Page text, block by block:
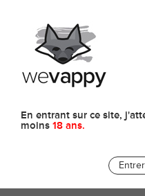
En entrant sur ce site,
moins 18 ans.
Entrer
E-cigarettes pour Débutants